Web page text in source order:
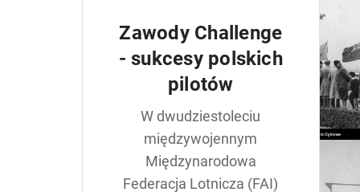
Zawody Challenge
- sukcesy polskich
pilotów
W dwudziestoleciu
międzywojennym
Międzynarodowa
Federacja Lotnicza (FAI)